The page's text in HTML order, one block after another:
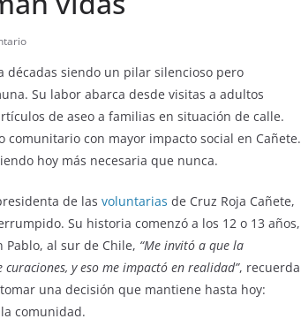
décadas siendo un pilar silencioso pero
Su labor abarca desde visitas a adultos
de aseo a familias en situación de calle.
con mayor impacto social en Cañete.
hoy más necesaria que nunca.
de las voluntarias de Cruz Roja Cañete,
Su historia comenzó a los 12 o 13 años,
al sur de Chile, “Me invitó a que la
y eso me impactó en realidad”, recuerda
una decisión que mantiene hasta hoy:
comunidad.